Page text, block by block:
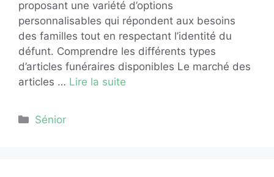
proposant une variété d’options
personnalisables qui répondent aux besoins
des familles tout en respectant l’identité du
défunt. Comprendre les différents types
d’articles funéraires disponibles Le marché des
articles … Lire la suite
Catégories
Sénior